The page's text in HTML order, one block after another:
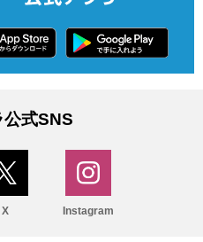
式SNS
X Instagram